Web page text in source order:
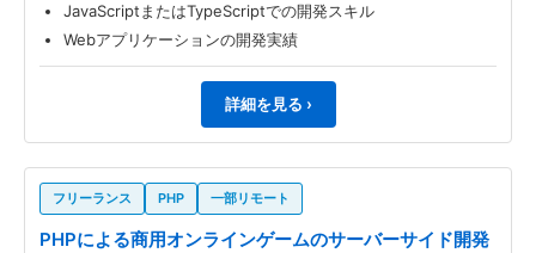
JavaScriptまたはTypeScriptでの開発スキル
Webアプリケーションの開発実績
詳細を見る ›
フリーランス PHP 一部リモート
PHPによる商用オンラインゲームのサーバーサイド開発